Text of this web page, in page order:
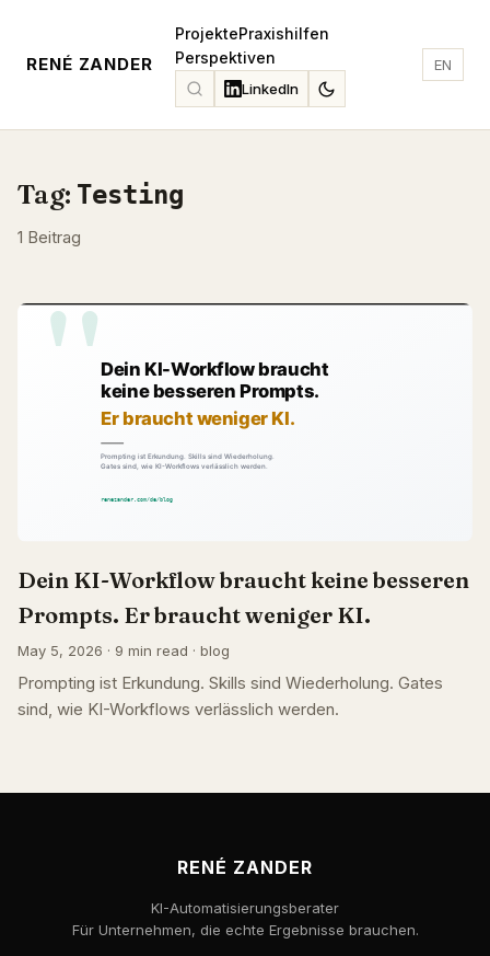
RENÉ ZANDER
ProjektePraxishilfen
Perspektiven
LinkedIn
EN
Tag: Testing
1 Beitrag
Dein KI-Workflow braucht keine besseren
Prompts. Er braucht weniger KI.
May 5, 2026 · 9 min read · blog
Prompting ist Erkundung. Skills sind Wiederholung. Gates
sind, wie KI-Workflows verlässlich werden.
RENÉ ZANDER
KI-Automatisierungsberater
Für Unternehmen, die echte Ergebnisse brauchen.